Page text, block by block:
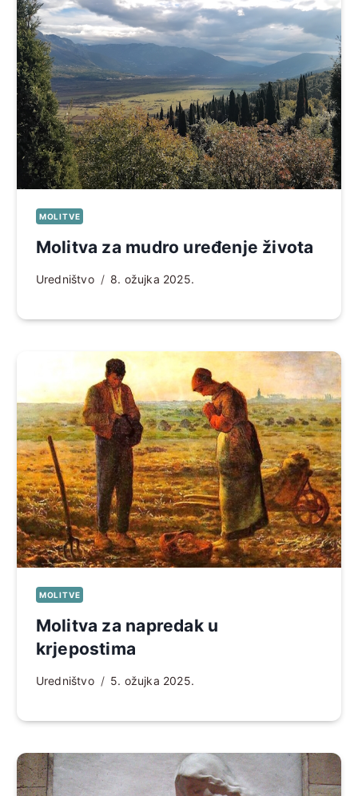
MOLITVE
Molitva za mudro uređenje života
Uredništvo 8. ožujka 2025.
MOLITVE
Molitva za napredak u
krjepostima
Uredništvo 5. ožujka 2025.